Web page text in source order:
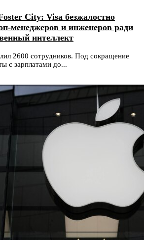
City: Visa безжалостно
менеджеров и инженеров ради
интеллект
2600 сотрудников. Под сокращение
с зарплатами до...